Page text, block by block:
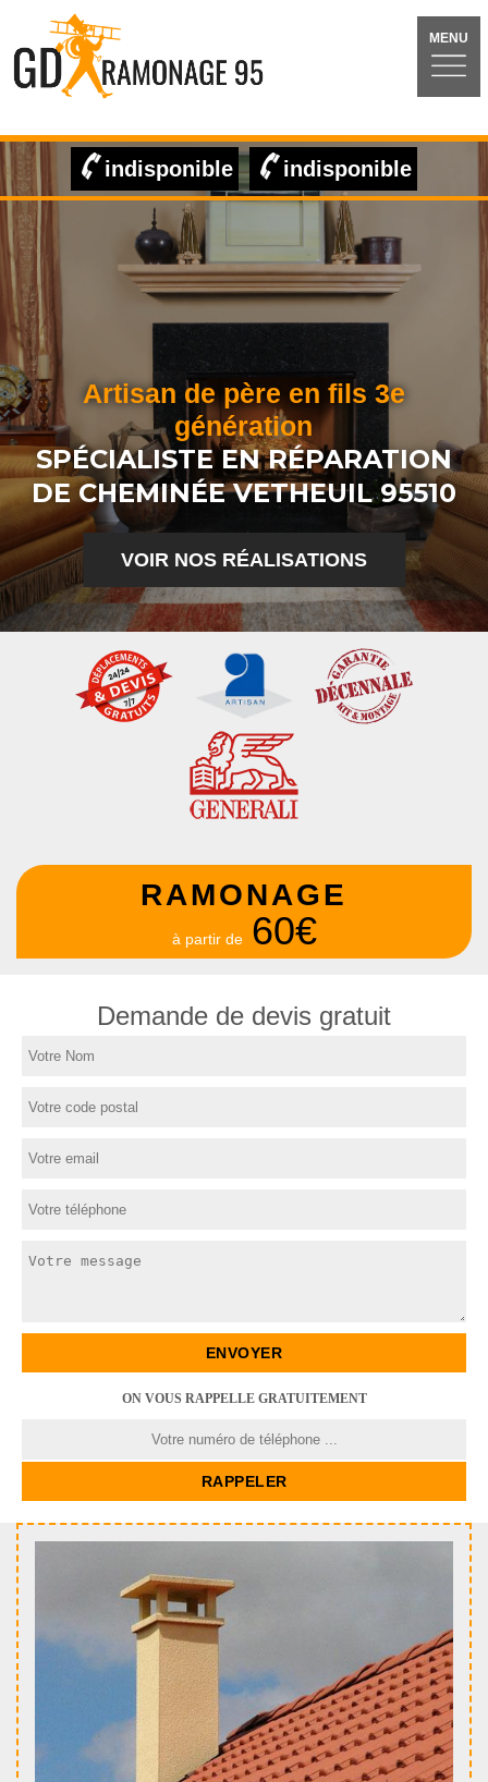
MENU
indisponible indisponible
Artisan de père en fils 3e
génération
SPÉCIALISTE EN RÉPARATION
DE CHEMINÉE VETHEUIL 95510
VOIR NOS RÉALISATIONS
RAMONAGE
à partir de 60€
Demande de devis gratuit
ON VOUS RAPPELLE GRATUITEMENT